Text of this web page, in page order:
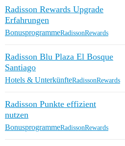
Radisson Rewards Upgrade
Erfahrungen
BonusprogrammeRadissonRewards
Radisson Blu Plaza El Bosque
Santiago
Hotels & UnterkünfteRadissonRewards
Radisson Punkte effizient
nutzen
BonusprogrammeRadissonRewards